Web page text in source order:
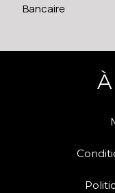
Bancaire